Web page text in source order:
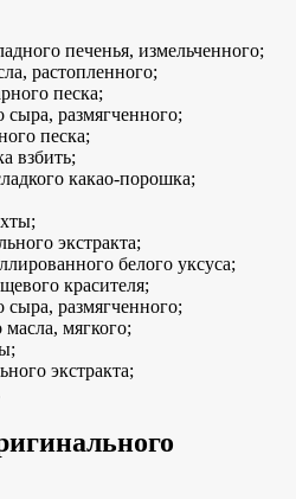
печенья, измельченного;
растопленного;
песка;
размягченного;
песка;
взбить;
какао-порошка;
экстракта;
белого уксуса;
красителя;
размягченного;
мягкого;
экстракта;